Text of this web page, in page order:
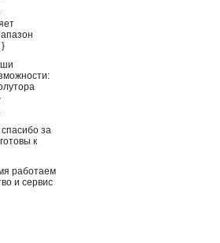
}
за
к
работаем
и сервис